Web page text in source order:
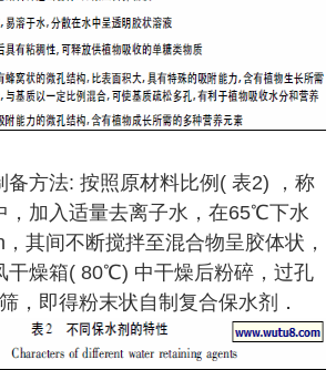
备方法: 按照原材料比例( 表2) ，称
，加入适量去离子水，在65℃下水
其间不断搅拌至混合物呈胶体状，
干燥箱( 80℃) 中干燥后粉碎，过孔
，即得粉末状自制复合保水剂．